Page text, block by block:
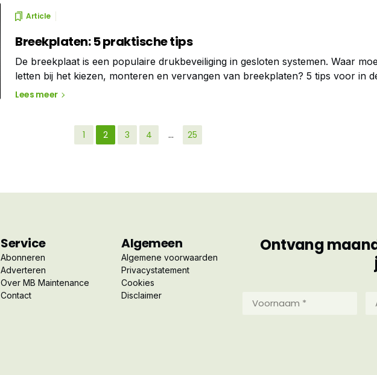
Article
Breekplaten: 5 praktische tips
De breekplaat is een populaire drukbeveiliging in gesloten systemen. Waar
letten bij het kiezen, monteren en vervangen van breekplaten? 5 tips voor in
Lees meer
1 2 3 4 … 25
Service
Abonneren
Adverteren
Over MB Maintenance
Contact
Algemeen
Algemene voorwaarden
Privacystatement
Cookies
Disclaimer
Ontvang